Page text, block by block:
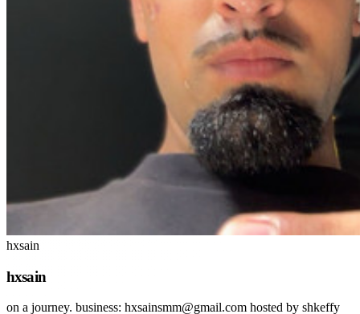
hxsain
hxsain
on a journey. business: hxsainsmm@gmail.com hosted by shkeffy